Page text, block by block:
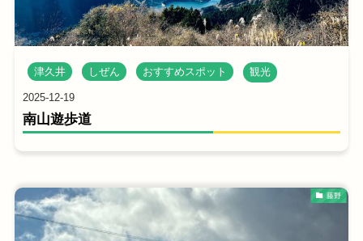
津久井 しぜん おすすめスポット 観光
2025-12-19
南山遊歩道
藤野